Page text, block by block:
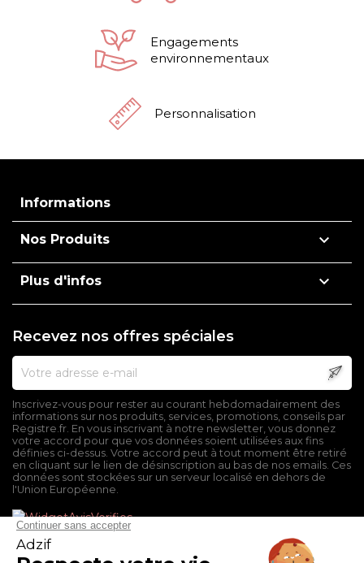
Engagements
environnementaux
Personnalisation
Informations
Nos Produits 
Plus d'infos 
Recevez nos offres spéciales
Inscrivez-vous pour rester au courant hebdomadairement des
informations sur nos produits, services, promotions, conseils par
Registre.fr. En vous inscrivant à notre newsletter, vous donnez
votre accord pour que vos données soient utilisées aux fins
définies ci-dessus. Votre accord peut à tout moment être retiré
en cliquant sur le lien de désinscription au bas de nos emails. Ces
données sont stockées sur un serveur localisé en dehors de
l'Union Européenne.